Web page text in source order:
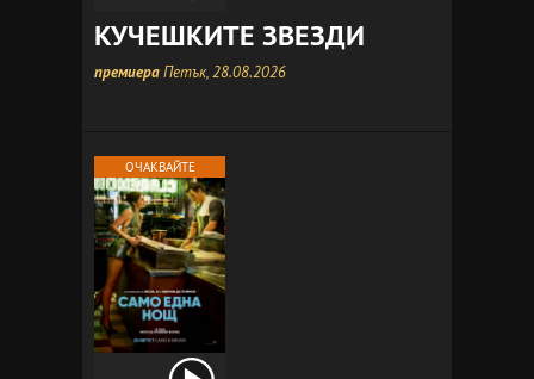
КУЧЕШКИТЕ ЗВЕЗДИ
премиераПетък, 28.08.2026
ОЧАКВАЙТЕ